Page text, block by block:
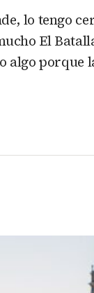
lo tengo
El
algo porque